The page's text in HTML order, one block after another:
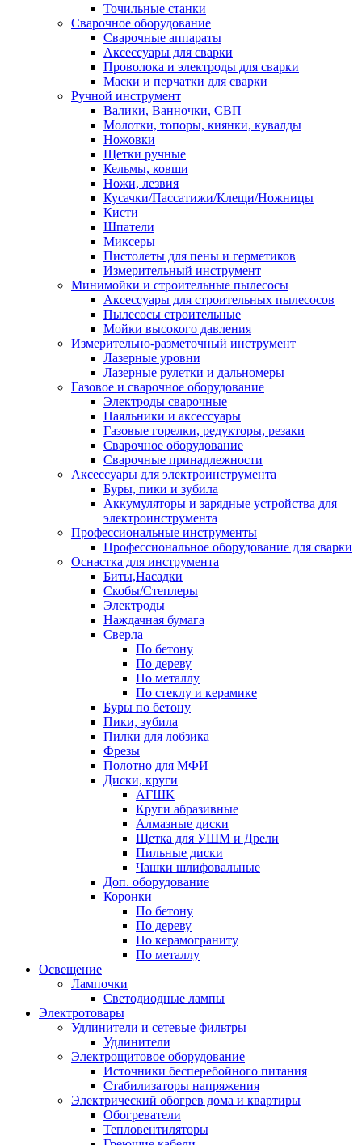
Точильные станки
Сварочное оборудование
Сварочные аппараты
Аксессуары для сварки
Проволока и электроды для сварки
Маски и перчатки для сварки
Ручной инструмент
Валики, Ванночки, СВП
Молотки, топоры, киянки, кувалды
Ножовки
Щетки ручные
Кельмы, ковши
Ножи, лезвия
Кусачки/Пассатижи/Клещи/Ножницы
Кисти
Шпатели
Миксеры
Пистолеты для пены и герметиков
Измерительный инструмент
Минимойки и строительные пылесосы
Аксессуары для строительных пылесосов
Пылесосы строительные
Мойки высокого давления
Измерительно-разметочный инструмент
Лазерные уровни
Лазерные рулетки и дальномеры
Газовое и сварочное оборудование
Электроды сварочные
Паяльники и аксессуары
Газовые горелки, редукторы, резаки
Сварочное оборудование
Сварочные принадлежности
Аксессуары для электроинструмента
Буры, пики и зубила
Аккумуляторы и зарядные устройства для
электроинструмента
Профессиональные инструменты
Профессиональное оборудование для сварки
Оснастка для инструмента
Биты,Насадки
Скобы/Степлеры
Электроды
Наждачная бумага
Сверла
По бетону
По дереву
По металлу
По стеклу и керамике
Буры по бетону
Пики, зубила
Пилки для лобзика
Фрезы
Полотно для МФИ
Диски, круги
АГШК
Круги абразивные
Алмазные диски
Щетка для УШМ и Дрели
Пильные диски
Чашки шлифовальные
Доп. оборудование
Коронки
По бетону
По дереву
По керамограниту
По металлу
Освещение
Лампочки
Светодиодные лампы
Электротовары
Удлинители и сетевые фильтры
Удлинители
Электрощитовое оборудование
Источники бесперебойного питания
Стабилизаторы напряжения
Электрический обогрев дома и квартиры
Обогреватели
Тепловентиляторы